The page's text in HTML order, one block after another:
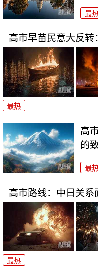
最热
高市早苗民意大反转
最热
高
的
最热
高市路线：中日关系
最热